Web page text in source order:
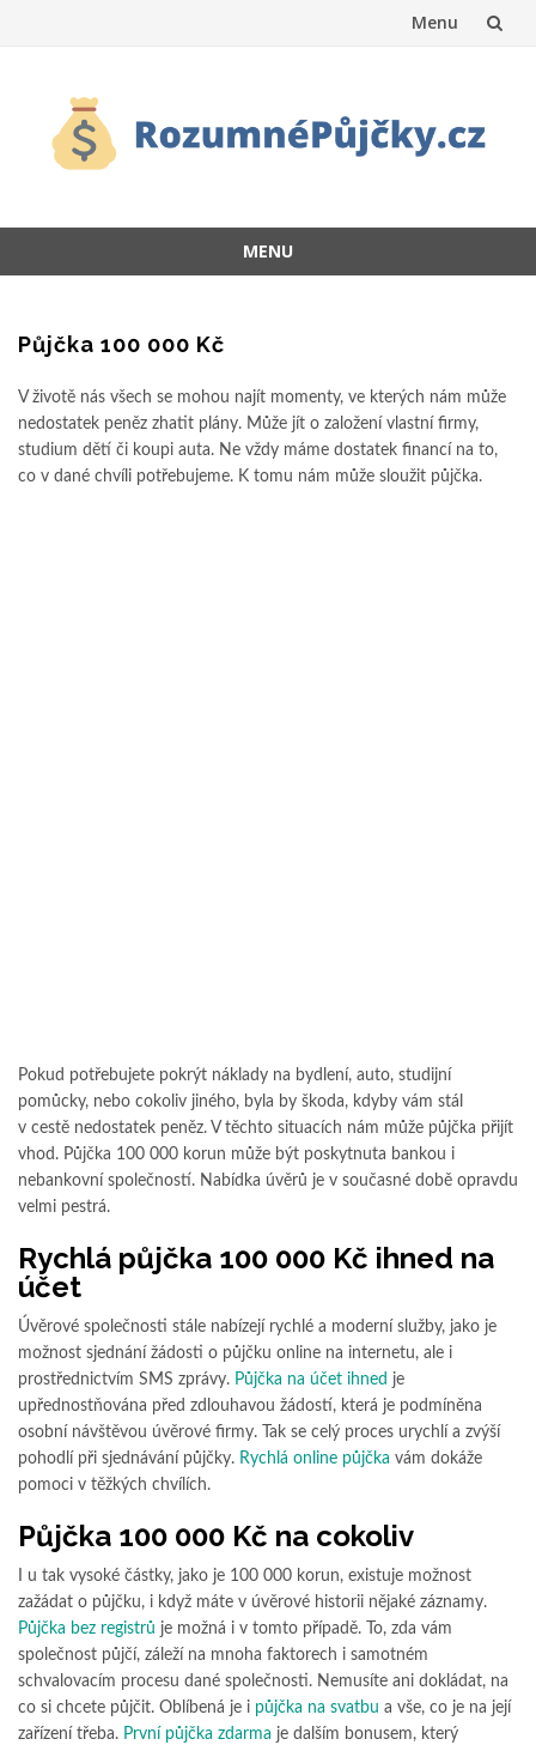
Menu
obsah
MENU
obsahPůjčka 100 000 Kč
V životě nás všech se mohou najít momenty, ve kterých nám může
nedostatek peněz zhatit plány. Může jít o založení vlastní firmy,
studium dětí či koupi auta. Ne vždy máme dostatek financí na to,
co v dané chvíli potřebujeme. K tomu nám může sloužit půjčka.
Pokud potřebujete pokrýt náklady na bydlení, auto, studijní
pomůcky, nebo cokoliv jiného, byla by škoda, kdyby vám stál
v cestě nedostatek peněz. V těchto situacích nám může půjčka přijít
vhod. Půjčka 100 000 korun může být poskytnuta bankou i
nebankovní společností. Nabídka úvěrů je v současné době opravdu
velmi pestrá.
Rychlá půjčka 100 000 Kč ihned na
účet
Úvěrové společnosti stále nabízejí rychlé a moderní služby, jako je
možnost sjednání žádosti o půjčku online na internetu, ale i
prostřednictvím SMS zprávy. Půjčka na účet ihned je
upřednostňována před zdlouhavou žádostí, která je podmíněna
osobní návštěvou úvěrové firmy. Tak se celý proces urychlí a zvýší
pohodlí při sjednávání půjčky. Rychlá online půjčka vám dokáže
pomoci v těžkých chvílích.
Půjčka 100 000 Kč na cokoliv
I u tak vysoké částky, jako je 100 000 korun, existuje možnost
zažádat o půjčku, i když máte v úvěrové historii nějaké záznamy.
Půjčka bez registrů je možná i v tomto případě. To, zda vám
společnost půjčí, záleží na mnoha faktorech i samotném
schvalovacím procesu dané společnosti. Nemusíte ani dokládat, na
co si chcete půjčit. Oblíbená je i půjčka na svatbu a vše, co je na její
zařízení třeba. První půjčka zdarma je dalším bonusem, který